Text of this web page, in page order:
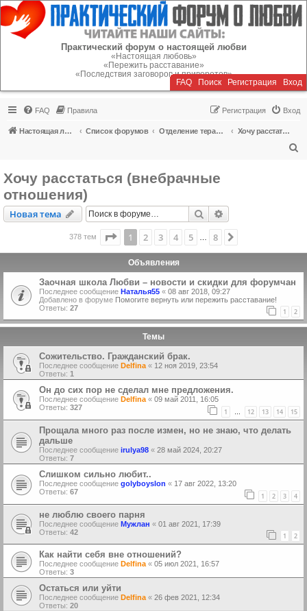
Регистрация
Практический форум о настоящей любви
«Настоящая любовь»
«Пережить расставание»
«Последствия заговоров и приворотов»
FAQ Поиск Регистрация Вход
FAQ Правила Вход
Регистрация
Настоящая любовь Список форумов Отделение терапии
Хочу расстаться (внебрачные отношения)
Хочу расстаться (внебрачные
отношения)
Новая тема
Новаятема Поиск
378 тем Страница из
1 2 3 4 5 8
Объявления
Заочная школа Любви – новости и скидки для форумчан
Последнее сообщение Наталья55 « 08 авг 2018, 09:27
Добавлено в форуме Помогите вернуть или пережить расставание!
Ответы: 27 1 2
Темы
Сожительство. Гражданский брак.
Последнее сообщение Delfina « 12 ноя 2019, 23:54
Ответы: 1
Oн до сих пор не сделал мне предложения.
Последнее сообщение Delfina « 09 май 2011, 16:05
Ответы: 327 1 … 12 13 14 15
Прощала много раз после измен, но не знаю, что делать
дальше
Последнее сообщение irulya98 « 28 май 2024, 20:27
Ответы: 7
Слишком сильно любит..
Последнее сообщение golyboyslon « 17 авг 2022, 13:20
Ответы: 67 1 2 3 4
не люблю своего парня
Последнее сообщение Мужлан « 01 авг 2021, 17:39
Ответы: 42 1 2
Как найти себя вне отношений?
Последнее сообщение Delfina « 05 июл 2021, 16:57
Ответы: 3
Остаться или уйти
Последнее сообщение Delfina « 26 фев 2021, 12:34
Ответы: 20